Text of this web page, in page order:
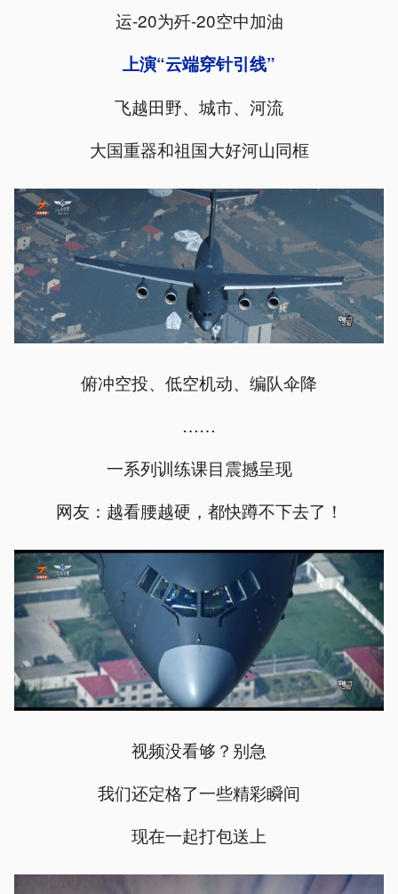
运-20为歼-20空中加油
上演“云端穿针引线”
飞越田野、城市、河流
大国重器和祖国大好河山同框
俯冲空投、低空机动、编队伞降
……
一系列训练课目震撼呈现
网友：越看腰越硬，都快蹲不下去了！
视频没看够？别急
我们还定格了一些精彩瞬间
现在一起打包送上